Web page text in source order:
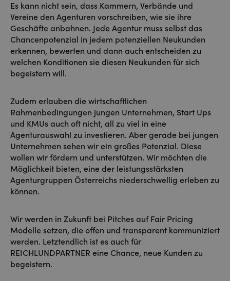
Es kann nicht sein, dass Kammern, Verbände und
Vereine den Agenturen vorschreiben, wie sie ihre
Geschäfte anbahnen. Jede Agentur muss selbst das
Chancenpotenzial in jedem potenziellen Neukunden
erkennen, bewerten und dann auch entscheiden zu
welchen Konditionen sie diesen Neukunden für sich
begeistern will.
Zudem erlauben die wirtschaftlichen
Rahmenbedingungen jungen Unternehmen, Start Ups
und KMUs auch oft nicht, all zu viel in eine
Agenturauswahl zu investieren. Aber gerade bei jungen
Unternehmen sehen wir ein großes Potenzial. Diese
wollen wir fördern und unterstützen. Wir möchten die
Möglichkeit bieten, eine der leistungsstärksten
Agenturgruppen Österreichs niederschwellig erleben zu
können.
Wir werden in Zukunft bei Pitches auf Fair Pricing
Modelle setzen, die offen und transparent kommuniziert
werden. Letztendlich ist es auch für
REICHLUNDPARTNER eine Chance, neue Kunden zu
begeistern.